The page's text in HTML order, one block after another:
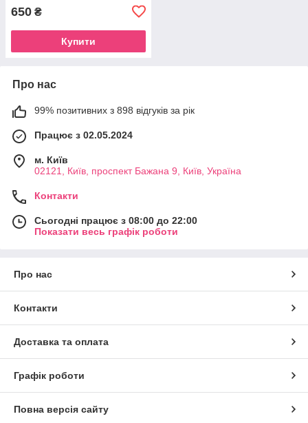
650 ₴
Купити
Про нас
99% позитивних з 898 відгуків за рік
Працює з 02.05.2024
м. Київ
02121, Київ, проспект Бажана 9, Київ, Україна
Контакти
Сьогодні працює з 08:00 до 22:00
Показати весь графік роботи
Про нас
Контакти
Доставка та оплата
Графік роботи
Повна версія сайту